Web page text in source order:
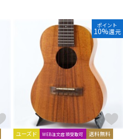
ポイント
10%還元
ユーズド WEB注文店頭受取可 送料無料